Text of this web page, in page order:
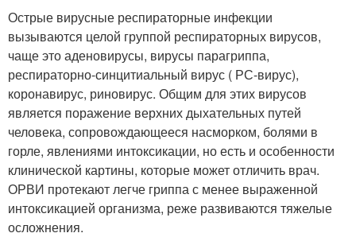
Острые вирусные респираторные инфекции
вызываются целой группой респираторных вирусов,
чаще это аденовирусы, вирусы парагриппа,
респираторно-синцитиальный вирус ( РС-вирус),
коронавирус, риновирус. Общим для этих вирусов
является поражение верхних дыхательных путей
человека, сопровождающееся насморком, болями в
горле, явлениями интоксикации, но есть и особенности
клинической картины, которые может отличить врач.
ОРВИ протекают легче гриппа с менее выраженной
интоксикацией организма, реже развиваются тяжелые
осложнения.